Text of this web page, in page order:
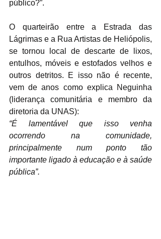
público?”.
O quarteirão entre a Estrada das
Lágrimas e a Rua Artistas de Heliópolis,
se tornou local de descarte de lixos,
entulhos, móveis e estofados velhos e
outros detritos. E isso não é recente,
vem de anos como explica Neguinha
(liderança comunitária e membro da
diretoria da UNAS):
“É lamentável que isso venha
ocorrendo na comunidade,
principalmente num ponto tão
importante ligado à educação e à saúde
pública”.